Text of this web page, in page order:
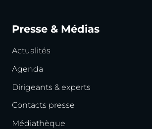
Presse & Médias
Actualités
Agenda
Dirigeants & experts
Contacts presse
Médiathèque